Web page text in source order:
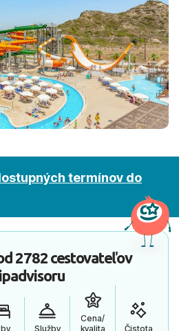
termínov do
2782 cestovateľov
Služby
Cena/
kvalita
Čistota